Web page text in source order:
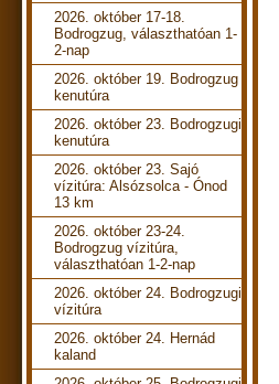
2026. október 17-18.
Bodrogzug, választhatóan 1-
2-nap
2026. október 19. Bodrogzug
kenutúra
2026. október 23. Bodrogzugi
kenutúra
2026. október 23. Sajó
vízitúra: Alsózsolca - Ónod
13 km
2026. október 23-24.
Bodrogzug vízitúra,
választhatóan 1-2-nap
2026. október 24. Bodrogzugi
vízitúra
2026. október 24. Hernád
kaland